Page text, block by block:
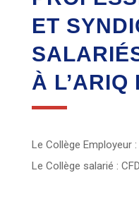
ET
À L’ARIQ
Le Collège Employeur :
Le Collège salarié :